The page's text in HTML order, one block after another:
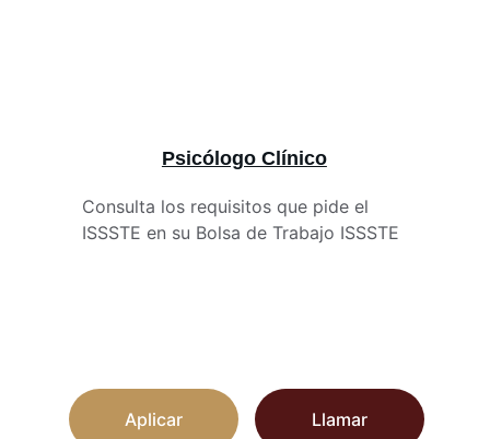
Consulta los requisitos que pide el
ISSSTE en su Bolsa de Trabajo ISSSTE
Psicólogo Clínico
Aplicar Llamar